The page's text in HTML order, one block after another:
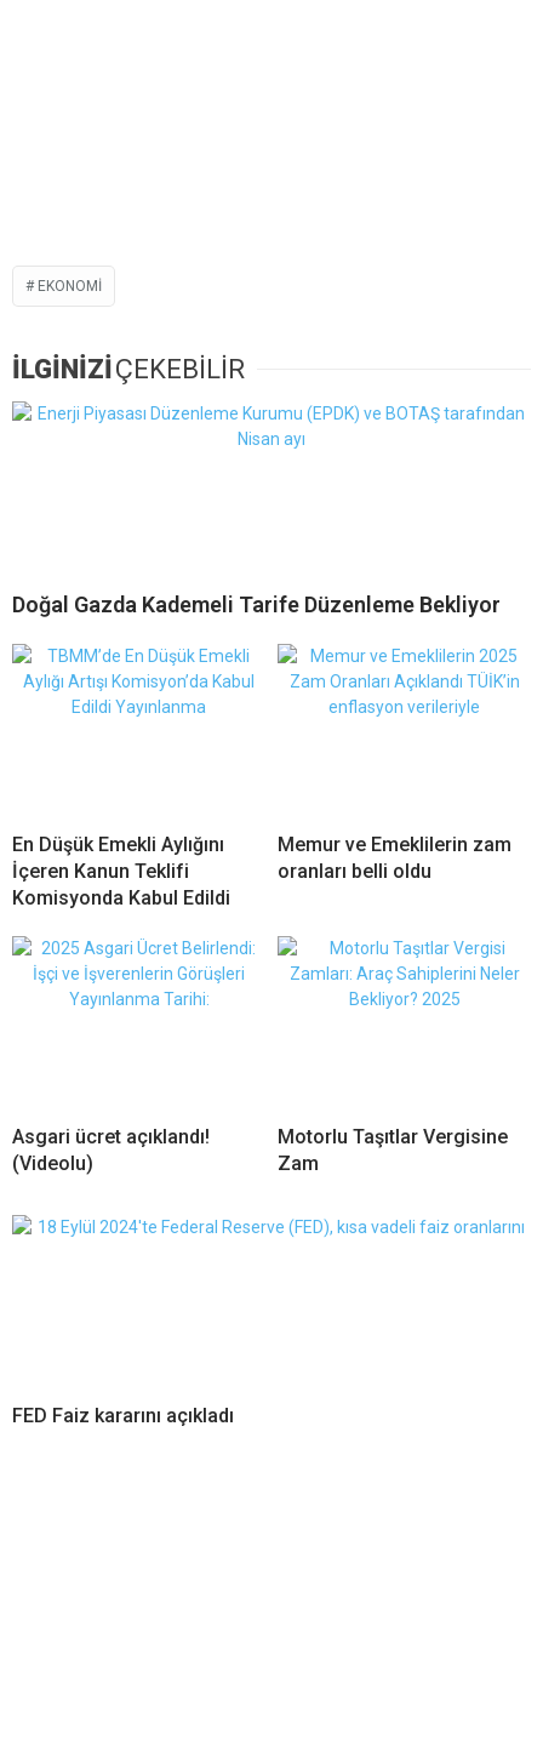
EKONOMI
İLGİNİZİ ÇEKEBİLİR
Doğal Gazda Kademeli Tarife Düzenleme Bekliyor
En Düşük Emekli Aylığını
İçeren Kanun Teklifi
Komisyonda Kabul Edildi
Memur ve Emeklilerin zam
oranları belli oldu
Asgari ücret açıklandı!
(Videolu)
Motorlu Taşıtlar Vergisine
Zam
FED Faiz kararını açıkladı